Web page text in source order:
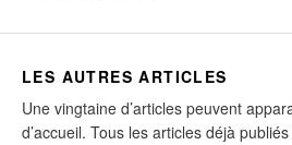
LES AUTRES ARTICLES
Une vingtaine d’articles peuvent
d’accueil. Tous les articles déjà